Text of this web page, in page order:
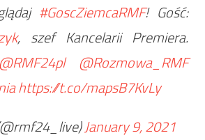
#GoscZiemcaRMF! Gość:
, szef Kancelarii Premiera.
@RMF24pl
@Rozmowa_RMF
https://t.co/mapsB7KvLy
January 9, 2021